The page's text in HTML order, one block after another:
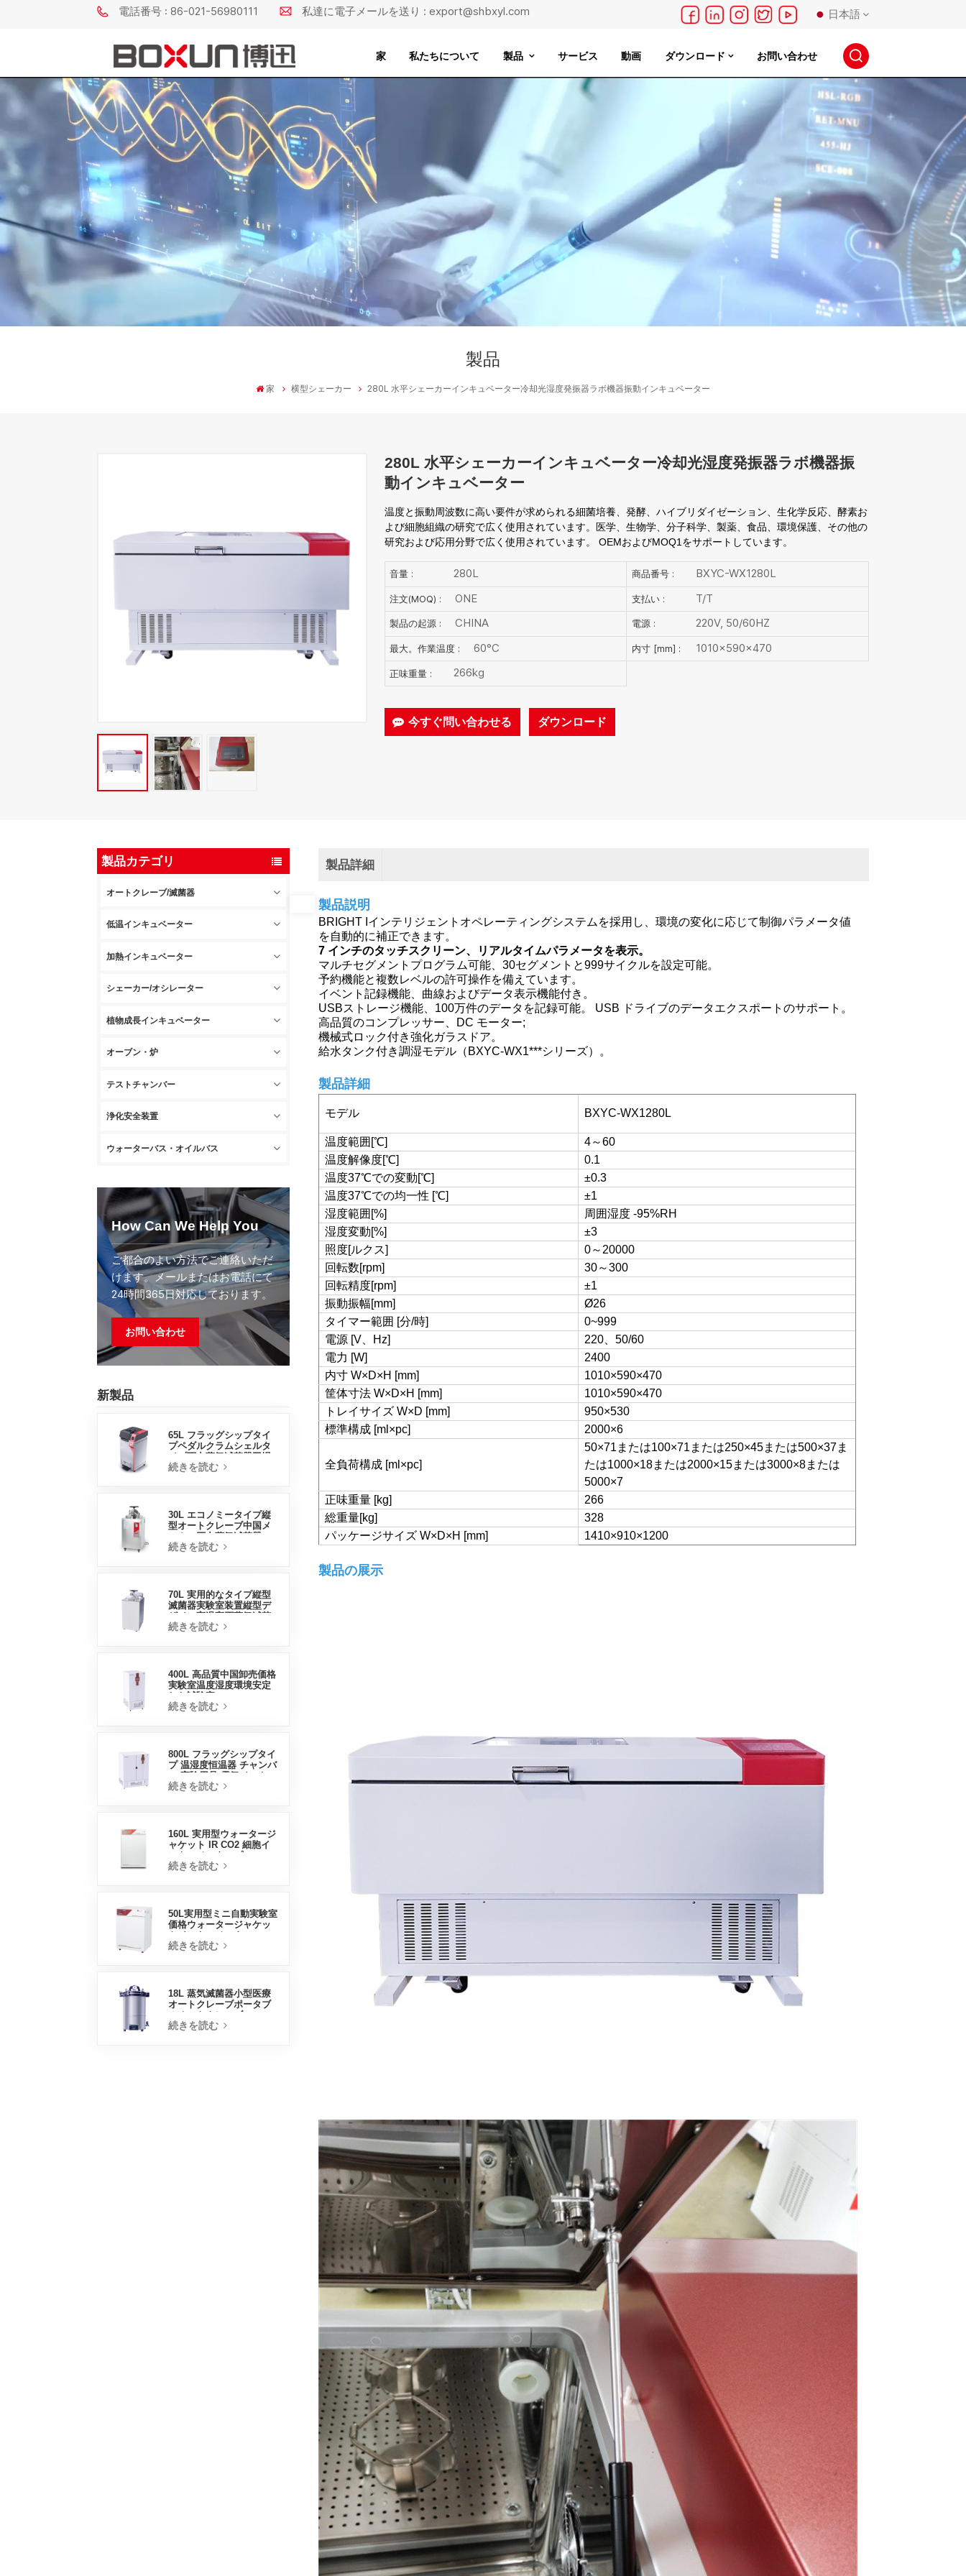
電話番号 : 86-021-56980111 私達に電子メールを送り : export@shbxyl.com 日本語
English
français
русский
español
português
日本語
家 私たちについて 製品 サービス 動画 ダウンロード お問い合わせ
製品
家 横型シェーカー 280L 水平シェーカーインキュベーター冷却光湿度発振器ラボ機器振動インキュベーター
280L 水平シェーカーインキュベーター冷却光湿度発振器ラボ機器振
動インキュベーター
温度と振動周波数に高い要件が求められる細菌培養、発酵、ハイブリダイゼーション、生化学反応、酵素お
よび細胞組織の研究で広く使用されています。医学、生物学、分子科学、製薬、食品、環境保護、その他の
研究および応用分野で広く使用されています。 OEMおよびMOQ1をサポートしています。
音量 : 280L 商品番号 : BXYC-WX1280L
注文(MOQ) : ONE 支払い : T/T
製品の起源 : CHINA 電源 : 220V, 50/60HZ
最大。作業温度 : 60°C 内寸 [mm] : 1010×590×470
正味重量 : 266kg
今すぐ問い合わせる ダウンロード
製品カテゴリ
オートクレーブ/滅菌器
低温インキュベーター
加熱インキュベーター
シェーカー/オシレーター
植物成長インキュベーター
オーブン・炉
テストチャンバー
浄化安全装置
ウォーターバス・オイルバス
How Can We Help You
ご都合のよい方法でご連絡いただ
けます。メールまたはお電話にて
24時間365日対応しております。
お問い合わせ
新製品
65L フラッグシップタイ
プペダルクラムシェルタ
直販中国工場
続きを読む
30L エコノミータイプ縦
型オートクレーブ中国メ
続きを読む
70L 実用的なタイプ縦型
滅菌器実験室装置縦型デ
器
続きを読む
400L 高品質中国卸売価格
実験室温度湿度環境安定
続きを読む
800L フラッグシップタイ
プ 温湿度恒温器 チャンバ
ベーター
続きを読む
160L 実用型ウォータージ
ャケット IR CO2 細胞イ
ッショナル工場ラボイン
続きを読む
50L実用型ミニ自動実験室
価格ウォータージャケッ
続きを読む
18L 蒸気滅菌器小型医療
オートクレーブポータブ
続きを読む
製品詳細
製品説明
BRIGHT Iインテリジェントオペレーティングシステムを採用し、環境の変化に応じて制御パラメータ値
を自動的に補正できます。
7 インチのタッチスクリーン、リアルタイムパラメータを表示。
マルチセグメントプログラム可能、30セグメントと999サイクルを設定可能。
予約機能と複数レベルの許可操作を備えています。
イベント記録機能、曲線およびデータ表示機能付き。
USBストレージ機能、100万件のデータを記録可能。 USB ドライブのデータエクスポートのサポート。
高品質のコンプレッサー、DC モーター;
機械式ロック付き強化ガラスドア。
給水タンク付き調湿モデル（BXYC-WX1***シリーズ）。
製品詳細
モデル BXYC-WX1280L
温度範囲[℃]
4～60
温度解像度[℃]
0.1
温度37℃での変動[℃]
±0.3
温度37℃での均一性 [℃]
±1
湿度範囲[%]
周囲湿度 -95%RH
湿度変動[%]
±3
照度[ルクス]
0～20000
回転数[rpm]
30～300
回転精度[rpm]
±1
振動振幅[mm]
Ø26
タイマー範囲 [分/時]
0~999
電源 [V、Hz]
220、50/60
電力 [W]
2400
内寸 W×D×H [mm]
1010×590×470
筐体寸法 W×D×H [mm]
1010×590×470
トレイサイズ W×D [mm]
950×530
標準構成 [ml×pc]
2000×6
全負荷構成 [ml×pc]
50×71または100×71または250×45または500×37ま
たは1000×18または2000×15または3000×8または
5000×7
正味重量 [kg]
266
総重量[kg]
328
パッケージサイズ W×D×H [mm]
1410×910×1200
製品の展示